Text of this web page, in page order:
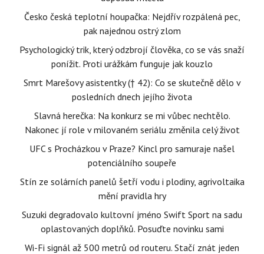
Česko česká teplotní houpačka: Nejdřív rozpálená pec,
pak najednou ostrý zlom
Psychologický trik, který odzbrojí člověka, co se vás snaží
ponížit. Proti urážkám funguje jak kouzlo
Smrt Marešovy asistentky († 42): Co se skutečně dělo v
posledních dnech jejího života
Slavná herečka: Na konkurz se mi vůbec nechtělo.
Nakonec jí role v milovaném seriálu změnila celý život
UFC s Procházkou v Praze? Kincl pro samuraje našel
potenciálního soupeře
Stín ze solárních panelů šetří vodu i plodiny, agrivoltaika
mění pravidla hry
Suzuki degradovalo kultovní jméno Swift Sport na sadu
oplastovaných doplňků. Posuďte novinku sami
Wi-Fi signál až 500 metrů od routeru. Stačí znát jeden